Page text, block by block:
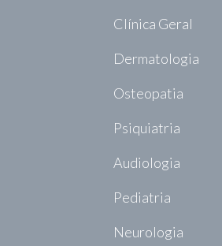
Clínica Geral
Dermatologia
Osteopatia
Psiquiatria
Audiologia
Pediatria
Neurologia